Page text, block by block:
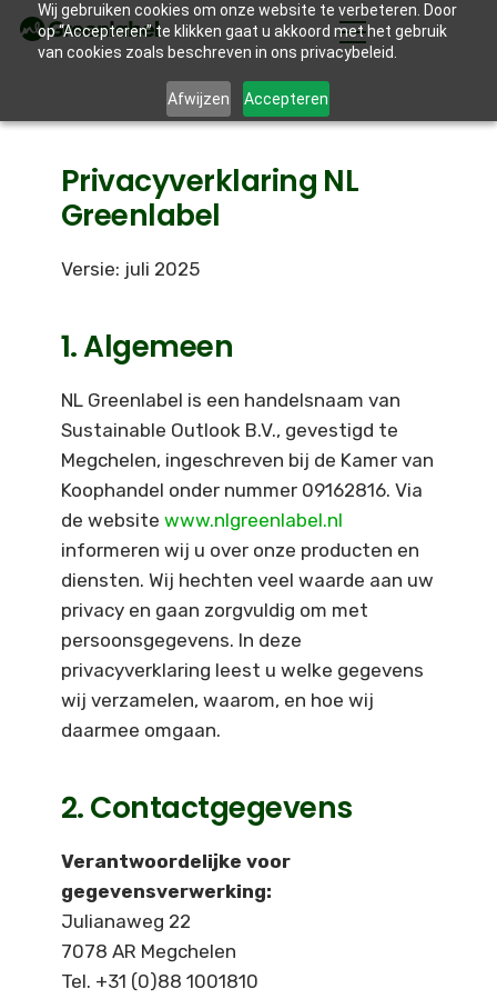
Wij gebruiken cookies om onze website te verbeteren. Door
op “Accepteren” te klikken gaat u akkoord met het gebruik
van cookies zoals beschreven in ons privacybeleid.
Afwijzen Accepteren
Privacyverklaring NL
Greenlabel
Versie: juli 2025
1. Algemeen
NL Greenlabel is een handelsnaam van
Sustainable Outlook B.V., gevestigd te
Megchelen, ingeschreven bij de Kamer van
Koophandel onder nummer 09162816. Via
de website www.nlgreenlabel.nl
informeren wij u over onze producten en
diensten. Wij hechten veel waarde aan uw
privacy en gaan zorgvuldig om met
persoonsgegevens. In deze
privacyverklaring leest u welke gegevens
wij verzamelen, waarom, en hoe wij
daarmee omgaan.
2. Contactgegevens
Verantwoordelijke voor
gegevensverwerking:
Julianaweg 22
7078 AR Megchelen
Tel. +31 (0)88 1001810